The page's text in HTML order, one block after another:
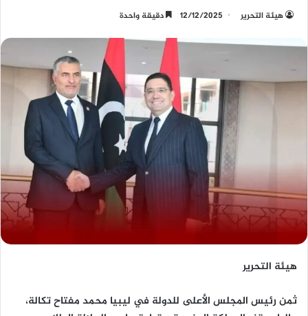
هيئة التحرير 12/12/2025 دقيقة واحدة
هيئة التحرير
ثمن رئيس المجلس الأعلى للدولة في ليبيا محمد مفتاح تكالة،